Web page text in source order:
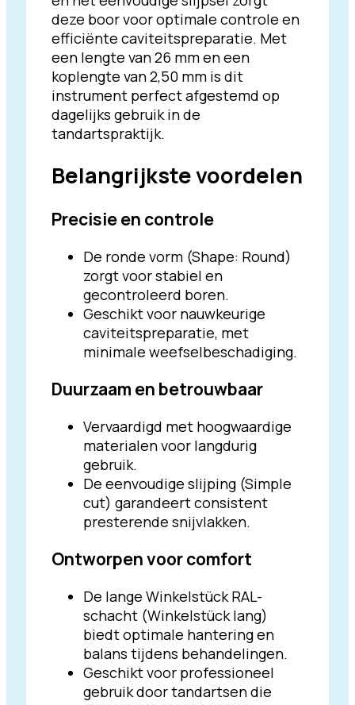
deze boor voor optimale controle en
efficiënte caviteitspreparatie. Met
een lengte van 26 mm en een
koplengte van 2,50 mm is dit
instrument perfect afgestemd op
dagelijks gebruik in de
tandartspraktijk.
Belangrijkste voordelen
Precisie en controle
De ronde vorm (Shape: Round)
zorgt voor stabiel en
gecontroleerd boren.
Geschikt voor nauwkeurige
caviteitspreparatie, met
minimale weefselbeschadiging.
Duurzaam en betrouwbaar
Vervaardigd met hoogwaardige
materialen voor langdurig
gebruik.
De eenvoudige slijping (Simple
cut) garandeert consistent
presterende snijvlakken.
Ontworpen voor comfort
De lange Winkelstück RAL-
schacht (Winkelstück lang)
biedt optimale hantering en
balans tijdens behandelingen.
Geschikt voor professioneel
gebruik door tandartsen die